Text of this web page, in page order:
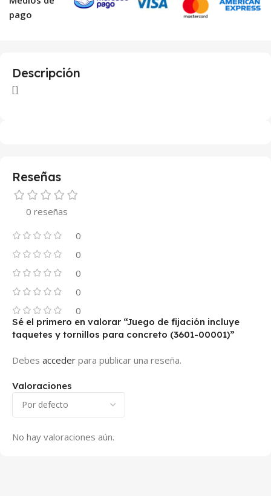
pago
Descripción
[]
Reseñas
0 reseñas
0
0
0
0
0
Valoraciones
No hay valoraciones aún.
Sé el primero en valorar “Juego de fijación incluye
taquetes y tornillos para concreto (3601-00001)”
Debes acceder para publicar una reseña.